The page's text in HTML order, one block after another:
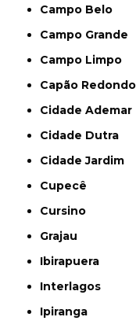
Campo Belo
Campo Grande
Campo Limpo
Capão Redondo
Cidade Ademar
Cidade Dutra
Cidade Jardim
Cupecê
Cursino
Grajau
Ibirapuera
Interlagos
Ipiranga